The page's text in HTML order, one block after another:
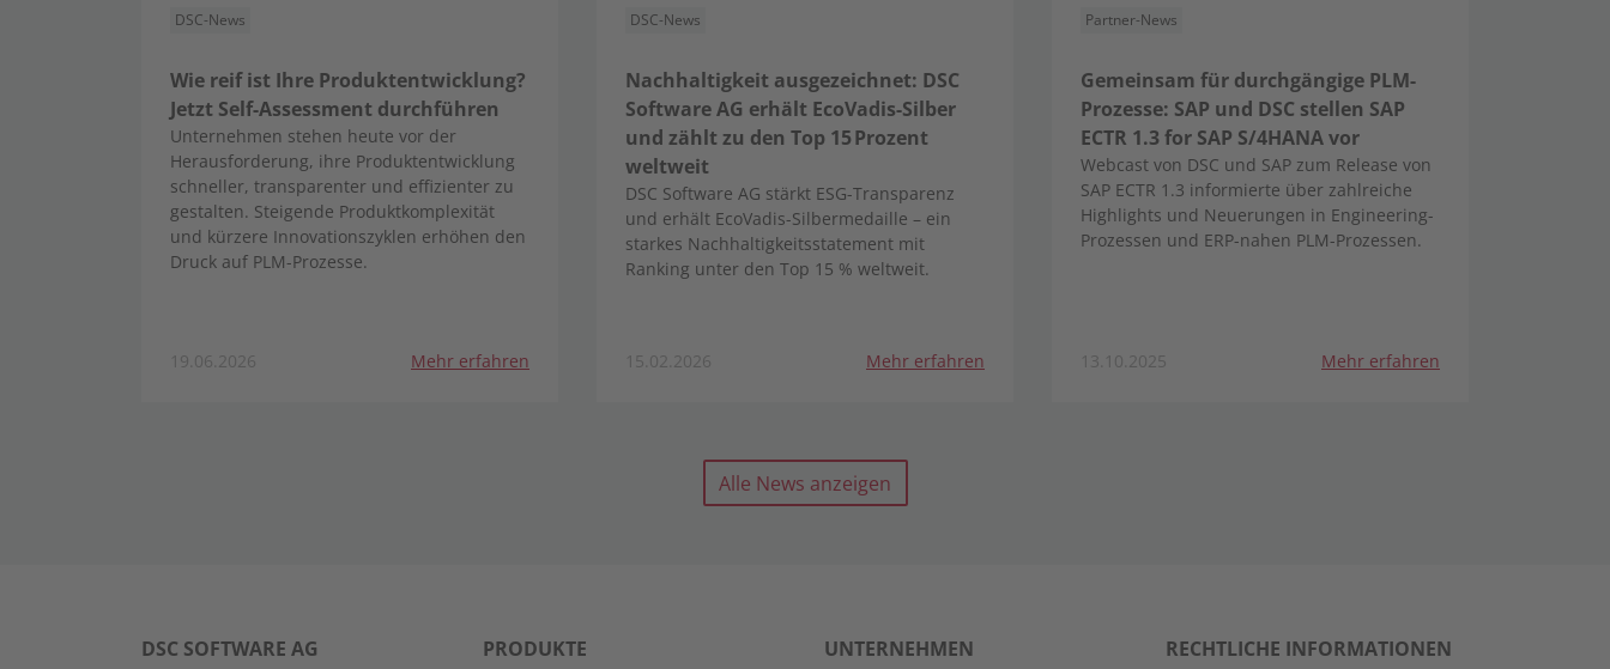
DSC-News
Wie reif ist Ihre Produktentwicklung?
Jetzt Self-Assessment durchführen
Unternehmen stehen heute vor der
Herausforderung, ihre Produktentwicklung
schneller, transparenter und effizienter zu
gestalten. Steigende Produktkomplexität
und kürzere Innovationszyklen erhöhen den
Druck auf PLM-Prozesse.
19.06.2026 Mehr erfahren
DSC-News
Nachhaltigkeit ausgezeichnet: DSC
Software AG erhält EcoVadis-Silber
und zählt zu den Top 15 Prozent
weltweit
DSC Software AG stärkt ESG-Transparenz
und erhält EcoVadis-Silbermedaille – ein
starkes Nachhaltigkeitsstatement mit
Ranking unter den Top 15 % weltweit.
15.02.2026 Mehr erfahren
Partner-News
Gemeinsam für durchgängige PLM-
Prozesse: SAP und DSC stellen SAP
ECTR 1.3 for SAP S/4HANA vor
Webcast von DSC und SAP zum Release von
SAP ECTR 1.3 informierte über zahlreiche
Highlights und Neuerungen in Engineering-
Prozessen und ERP-nahen PLM-Prozessen.
13.10.2025 Mehr erfahren
Alle News anzeigen
DSC SOFTWARE AG PRODUKTE UNTERNEHMEN RECHTLICHE INFORMATIONEN